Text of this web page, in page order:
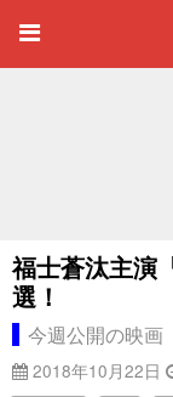
福士蒼汰主演
選！
今週公開の映画
2018年10月22日